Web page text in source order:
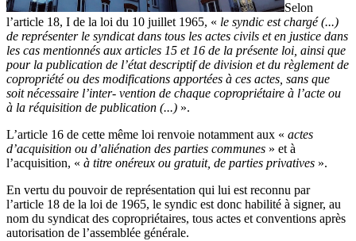
Selon
l’article 18, I de la loi du 10 juillet 1965, « le syndic est chargé (...)
de représenter le syndicat dans tous les actes civils et en justice dans
les cas mentionnés aux articles 15 et 16 de la présente loi, ainsi que
pour la publication de l’état descriptif de division et du règlement de
copropriété ou des modifications apportées à ces actes, sans que
soit nécessaire l’inter- vention de chaque copropriétaire à l’acte ou
à la réquisition de publication (...) ».
L’article 16 de cette même loi renvoie notamment aux « actes
d’acquisition ou d’aliénation des parties communes » et à
l’acquisition, « à titre onéreux ou gratuit, de parties privatives ».
En vertu du pouvoir de représentation qui lui est reconnu par
l’article 18 de la loi de 1965, le syndic est donc habilité à signer, au
nom du syndicat des copropriétaires, tous actes et conventions après
autorisation de l’assemblée générale.